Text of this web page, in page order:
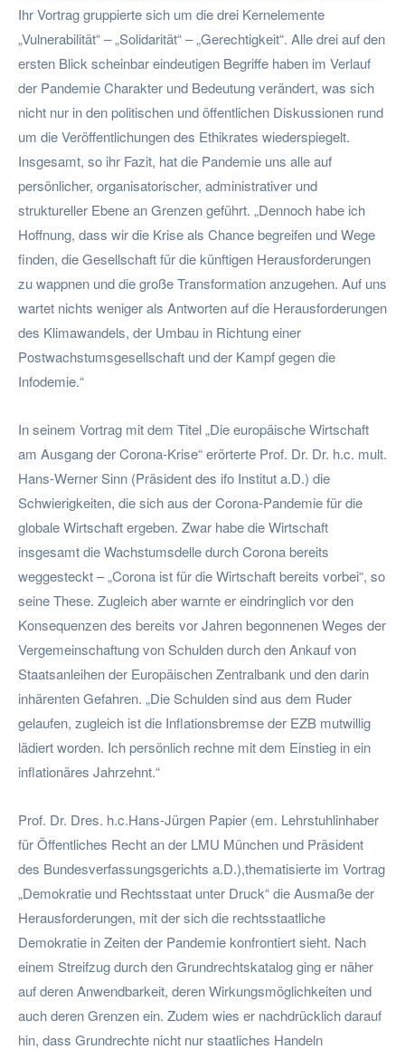
Ihr Vortrag gruppierte sich um die drei Kernelemente
„Vulnerabilität“ – „Solidarität“ – „Gerechtigkeit“. Alle drei auf den
ersten Blick scheinbar eindeutigen Begriffe haben im Verlauf
der Pandemie Charakter und Bedeutung verändert, was sich
nicht nur in den politischen und öffentlichen Diskussionen rund
um die Veröffentlichungen des Ethikrates wiederspiegelt.
Insgesamt, so ihr Fazit, hat die Pandemie uns alle auf
persönlicher, organisatorischer, administrativer und
struktureller Ebene an Grenzen geführt. „Dennoch habe ich
Hoffnung, dass wir die Krise als Chance begreifen und Wege
finden, die Gesellschaft für die künftigen Herausforderungen
zu wappnen und die große Transformation anzugehen. Auf uns
wartet nichts weniger als Antworten auf die Herausforderungen
des Klimawandels, der Umbau in Richtung einer
Postwachstumsgesellschaft und der Kampf gegen die
Infodemie.“
In seinem Vortrag mit dem Titel „Die europäische Wirtschaft
am Ausgang der Corona-Krise“ erörterte Prof. Dr. Dr. h.c. mult.
Hans-Werner Sinn (Präsident des ifo Institut a.D.) die
Schwierigkeiten, die sich aus der Corona-Pandemie für die
globale Wirtschaft ergeben. Zwar habe die Wirtschaft
insgesamt die Wachstumsdelle durch Corona bereits
weggesteckt – „Corona ist für die Wirtschaft bereits vorbei“, so
seine These. Zugleich aber warnte er eindringlich vor den
Konsequenzen des bereits vor Jahren begonnenen Weges der
Vergemeinschaftung von Schulden durch den Ankauf von
Staatsanleihen der Europäischen Zentralbank und den darin
inhärenten Gefahren. „Die Schulden sind aus dem Ruder
gelaufen, zugleich ist die Inflationsbremse der EZB mutwillig
lädiert worden. Ich persönlich rechne mit dem Einstieg in ein
inflationäres Jahrzehnt.“
Prof. Dr. Dres. h.c.Hans-Jürgen Papier (em. Lehrstuhlinhaber
für Öffentliches Recht an der LMU München und Präsident
des Bundesverfassungsgerichts a.D.),thematisierte im Vortrag
„Demokratie und Rechtsstaat unter Druck“ die Ausmaße der
Herausforderungen, mit der sich die rechtsstaatliche
Demokratie in Zeiten der Pandemie konfrontiert sieht. Nach
einem Streifzug durch den Grundrechtskatalog ging er näher
auf deren Anwendbarkeit, deren Wirkungsmöglichkeiten und
auch deren Grenzen ein. Zudem wies er nachdrücklich darauf
hin, dass Grundrechte nicht nur staatliches Handeln